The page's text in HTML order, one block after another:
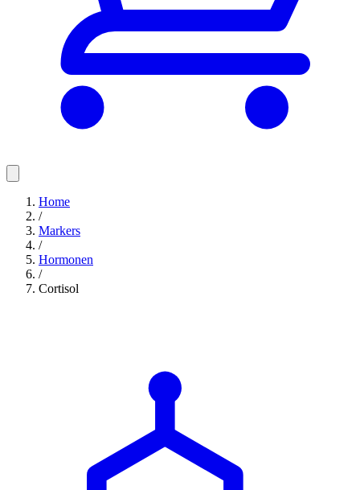
Home
/
Markers
/
Hormonen
/
Cortisol